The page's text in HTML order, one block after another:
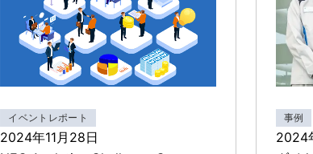
イベントレポート
2024年11月28日
事例
2024